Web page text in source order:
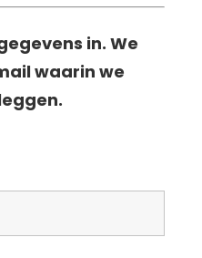
in. We
waarin we